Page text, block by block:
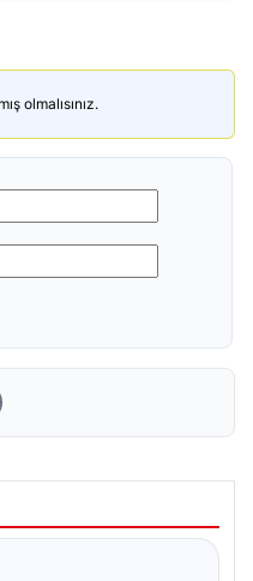
olmalısınız.